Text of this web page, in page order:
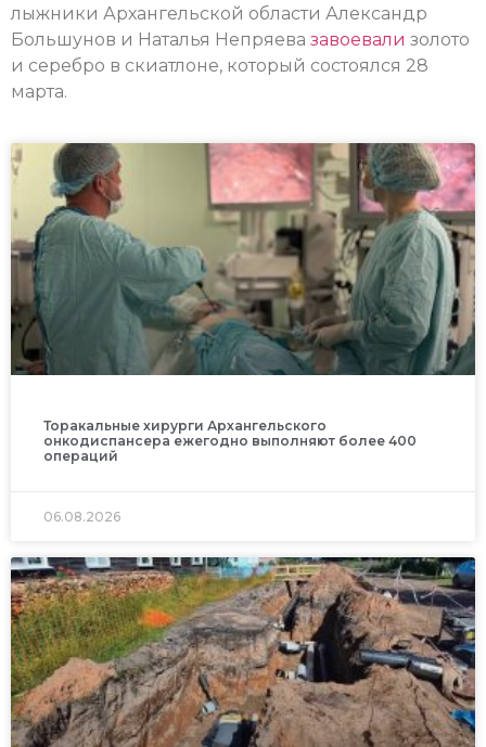
лыжники Архангельской области Александр
Большунов и Наталья Непряева завоевали золото
и серебро в скиатлоне, который состоялся 28
марта.
Торакальные хирурги Архангельского
онкодиспансера ежегодно выполняют более 400
операций
06.08.2026